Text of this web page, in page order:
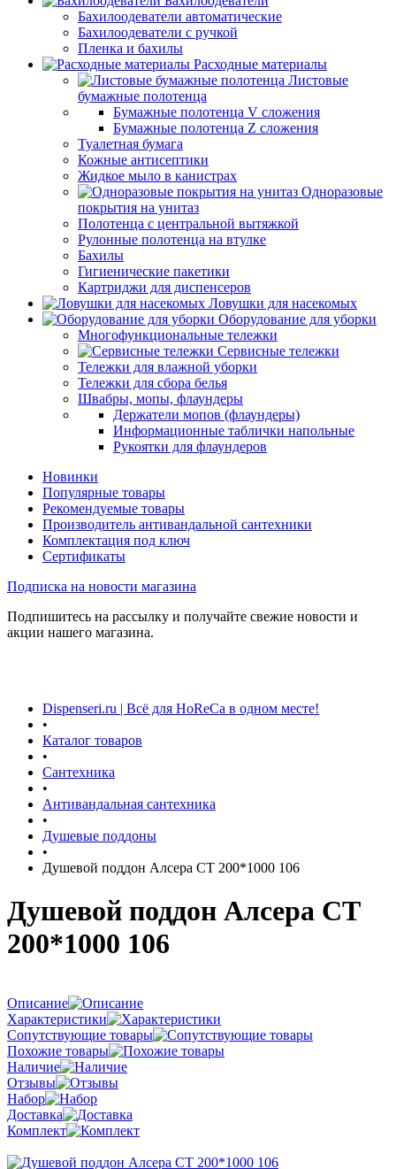
Бахилоодеватели автоматические
Бахилоодеватели с ручкой
Пленка и бахилы
Расходные материалы
Листовые
бумажные полотенца
Бумажные полотенца V сложения
Бумажные полотенца Z сложения
Туалетная бумага
Кожные антисептики
Жидкое мыло в канистрах
Одноразовые
покрытия на унитаз
Полотенца с центральной вытяжкой
Рулонные полотенца на втулке
Бахилы
Гигиенические пакетики
Картриджи для диспенсеров
Ловушки для насекомых
Оборудование для уборки
Многофункциональные тележки
Сервисные тележки
Тележки для влажной уборки
Тележки для сбора белья
Швабры, мопы, флаундеры
Держатели мопов (флаундеры)
Информационные таблички напольные
Рукоятки для флаундеров
Новинки
Популярные товары
Рекомендуемые товары
Производитель антивандальной сантехники
Комплектация под ключ
Сертификаты
Подписка на новости магазина
Подпишитесь на рассылку и получайте свежие новости и
акции нашего магазина.
Dispenseri.ru | Всё для HoReCa в одном месте!
•
Каталог товаров
•
Сантехника
•
Антивандальная сантехника
•
Душевые поддоны
•
Душевой поддон Алсера СТ 200*1000 106
Душевой поддон Алсера СТ
200*1000 106
Описание
Характеристики
Сопутствующие товары
Похожие товары
Наличие
Отзывы
Набор
Доставка
Комплект